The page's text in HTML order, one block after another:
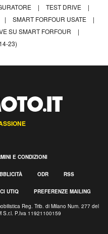
| TEST DRIVE
|
| SMART FORFOUR USATE
|
SU SMART FORFOUR
|
23)
E CONDIZIONI
ODR RSS
UTIQ PREFERENZE MAILING
Reg. Trib. di Milano Num. 277 del
P.Iva 11921100159